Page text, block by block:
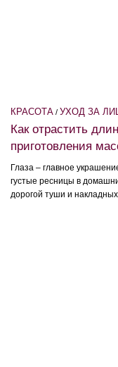
КРАСОТА / УХОД ЗА
Как отрастить
приготовления
Глаза – главное
густые ресницы в
дорогой туши и